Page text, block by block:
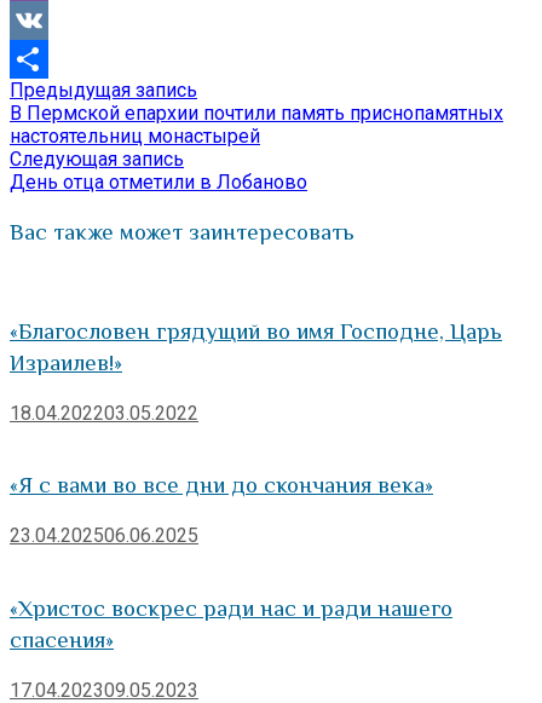
Viber
VK
Отправить
Навигация
по
записям
Предыдущая запись
запись:
В Пермской епархии почтили память приснопамятных
настоятельниц монастырей
Следующая запись
запись:
День отца отметили в Лобаново
Вас также может заинтересовать
«Благословен грядущий во имя Господне, Царь
Израилев!»
18.04.202203.05.2022
«Я с вами во все дни до скончания века»
23.04.202506.06.2025
«Христос воскрес ради нас и ради нашего
спасения»
17.04.202309.05.2023